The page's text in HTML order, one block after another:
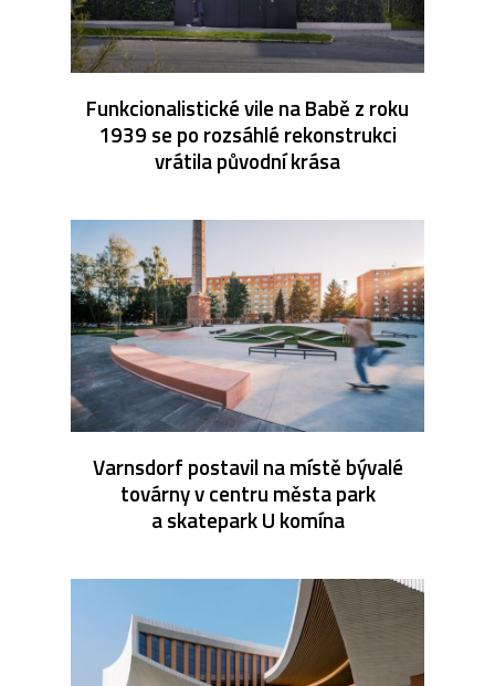
Funkcionalistické vile na Babě z roku
1939 se po rozsáhlé rekonstrukci
vrátila původní krása
Varnsdorf postavil na místě bývalé
továrny v centru města park
a skatepark U komína